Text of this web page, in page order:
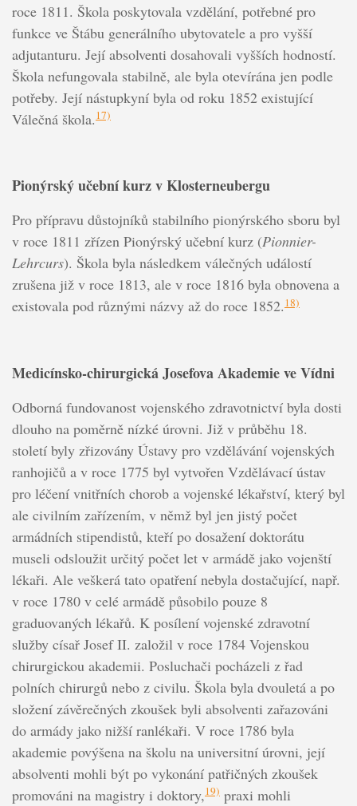
roce 1811. Škola poskytovala vzdělání, potřebné pro
funkce ve Štábu generálního ubytovatele a pro vyšší
adjutanturu. Její absolventi dosahovali vyšších hodností.
Škola nefungovala stabilně, ale byla otevírána jen podle
potřeby. Její nástupkyní byla od roku 1852 existující
Válečná škola.17)
Pionýrský učební kurz v Klosterneubergu
Pro přípravu důstojníků stabilního pionýrského sboru byl
v roce 1811 zřízen Pionýrský učební kurz (Pionnier-
Lehrcurs). Škola byla následkem válečných událostí
zrušena již v roce 1813, ale v roce 1816 byla obnovena a
existovala pod různými názvy až do roce 1852.18)
Medicínsko-chirurgická Josefova Akademie ve Vídni
Odborná fundovanost vojenského zdravotnictví byla dosti
dlouho na poměrně nízké úrovni. Již v průběhu 18.
století byly zřizovány Ústavy pro vzdělávání vojenských
ranhojičů a v roce 1775 byl vytvořen Vzdělávací ústav
pro léčení vnitřních chorob a vojenské lékařství, který byl
ale civilním zařízením, v němž byl jen jistý počet
armádních stipendistů, kteří po dosažení doktorátu
museli odsloužit určitý počet let v armádě jako vojenští
lékaři. Ale veškerá tato opatření nebyla dostačující, např.
v roce 1780 v celé armádě působilo pouze 8
graduovaných lékařů. K posílení vojenské zdravotní
služby císař Josef II. založil v roce 1784 Vojenskou
chirurgickou akademii. Posluchači pocházeli z řad
polních chirurgů nebo z civilu. Škola byla dvouletá a po
složení závěrečných zkoušek byli absolventi zařazováni
do armády jako nižší ranlékaři. V roce 1786 byla
akademie povýšena na školu na universitní úrovni, její
absolventi mohli být po vykonání patřičných zkoušek
promováni na magistry i doktory,19)praxi mohli